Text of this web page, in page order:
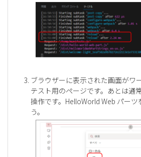
ブラウザーに表示された画面がワ
テスト用のページです。あとは通
操作です。HelloWorld Web パーツ
う。